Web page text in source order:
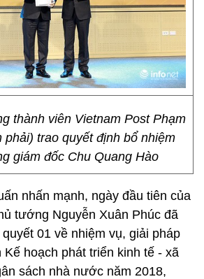
thành viên Vietnam Post Phạm
phải) trao quyết định bổ nhiệm
giám đốc Chu Quang Hào
nhấn mạnh, ngày đầu tiên của
tướng Nguyễn Xuân Phúc đã
01 về nhiệm vụ, giải pháp
hoạch phát triển kinh tế - xã
sách nhà nước năm 2018,